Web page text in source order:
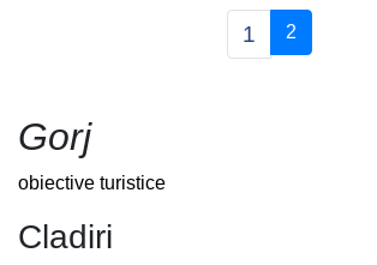
1 2(current)
Gorj
obiective turistice
Cladiri